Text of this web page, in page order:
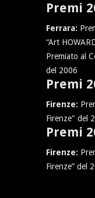
Premi
Ferrara:
“Art
Premiato al
del 2006
Premi
Firenze:
Firenze" del
Premi
Firenze:
Firenze” del